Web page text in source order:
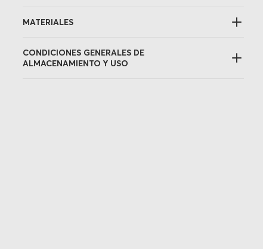
MATERIALES
CONDICIONES GENERALES DE
ALMACENAMIENTO Y USO